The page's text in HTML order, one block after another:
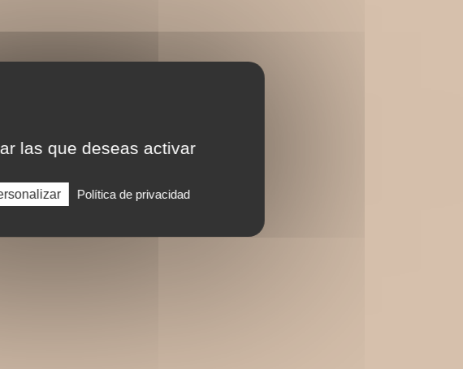
las que deseas activar
Política de privacidad